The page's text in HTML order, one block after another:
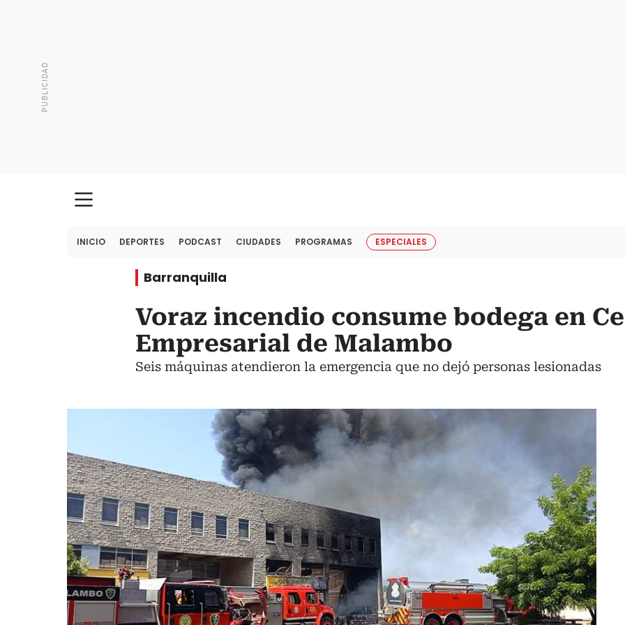
INICIO DEPORTES PODCAST CIUDADES PROGRAMAS ESPECIALES
Barranquilla
Voraz incendio consume bodega en
Empresarial de Malambo
Seis máquinas atendieron la emergencia que no dejó personas lesionadas